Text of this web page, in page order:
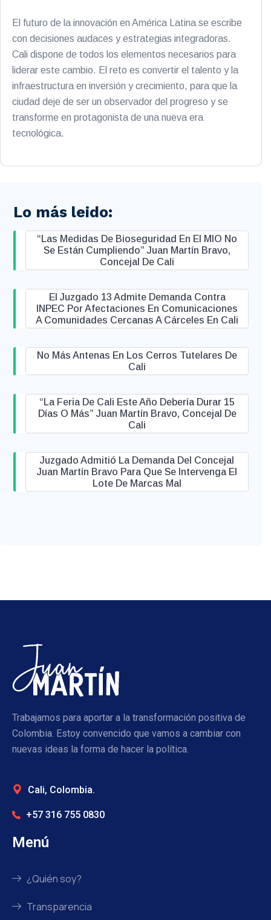
El futuro de la innovación en América Latina se escribe
con decisiones audaces y estrategias integradoras.
Cali dispone de todos los elementos necesarios para
liderar este cambio. El reto es convertir el talento y la
infraestructura en inversión y crecimiento, para que la
ciudad deje de ser un observador del progreso y se
transforme en protagonista de una nueva era
tecnológica.
Lo más leido:
“Las Medidas De Bioseguridad En El MIO No
Se Están Cumpliendo” Juan Martín Bravo,
Concejal De Cali
El Juzgado 13 Admite Demanda Contra
INPEC Por Afectaciones En Comunicaciones
A Comunidades Cercanas A Cárceles En Cali
No Más Antenas En Los Cerros Tutelares De
Cali
“La Feria De Cali Este Año Debería Durar 15
Días O Más” Juan Martín Bravo, Concejal De
Cali
Juzgado Admitió La Demanda Del Concejal
Juan Martín Bravo Para Que Se Intervenga El
Lote De Marcas Mal
Trabajamos para aportar a la transformación positiva de
Colombia. Estoy convencido que vamos a cambiar con
nuevas ideas la forma de hacer la política.
Cali, Colombia.
+57 316 755 0830
Menú
¿Quién soy?
Transparencia